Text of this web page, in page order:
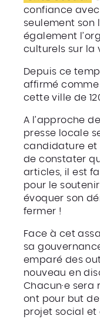
confiance
seulement son
également
culturels sur la
Depuis ce
affirmé
cette ville de
A l’approche
presse locale
candidature et
de constater
articles, il est
pour le
évoquer son
fermer !
Face à cet
sa
emparé des
nouveau en
Chacun·e sera
ont pour but
projet social et